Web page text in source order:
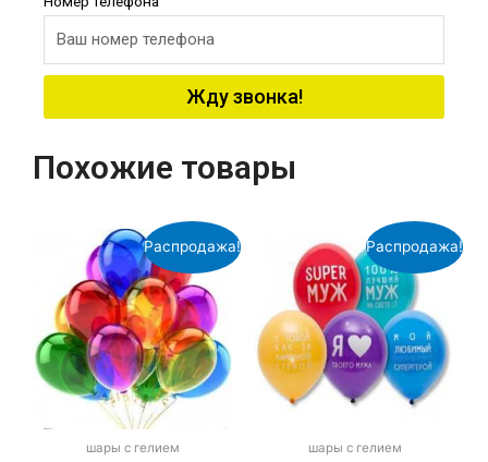
Жду звонка!
Похожие товары
Распродажа!
шары с гелием
Распродажа!
шары с гелием